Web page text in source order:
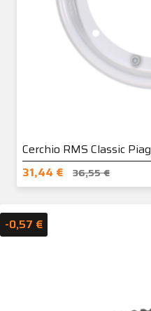
Cerchio RMS Classic
31,44 €
36,55 €
-0,57 €